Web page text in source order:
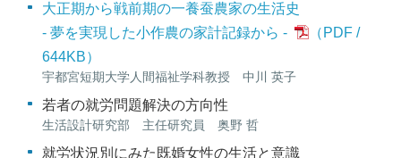
大正期から戦前期の一養蚕農家の生活史
- 夢を実現した小作農の家計記録から -
644KB）
宇都宮短期大学人間福祉学科教授 中川 英子
若者の就労問題解決の方向性
生活設計研究部 主任研究員 奥野 哲
就労状況別にみた既婚女性の生活と意識